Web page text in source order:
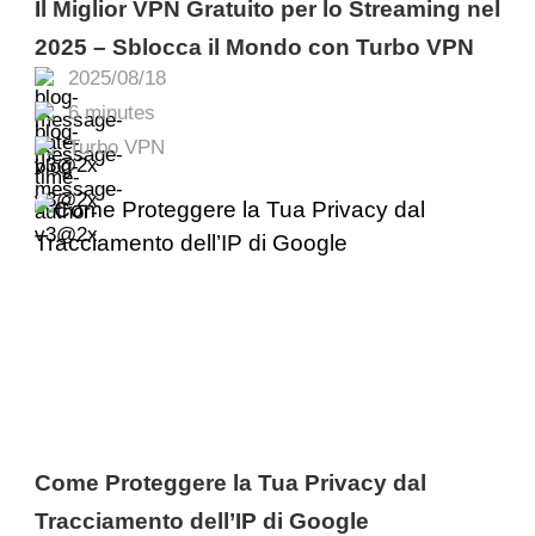
2025/08/18
6 minutes
Turbo VPN
Il Miglior VPN Gratuito per lo Streaming nel
2025 – Sblocca il Mondo con Turbo VPN
Come Proteggere la Tua Privacy dal
Tracciamento dell’IP di Google